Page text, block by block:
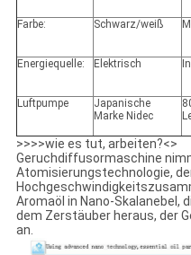
Farbe: Schwarz/weiß
Energiequelle: Elektrisch
Luftpumpe
Japanische
Marke Nidec
>>>>wie es tut, arbeiten?<>
Geruchdiffusormaschine
Atomisierungstechnologie,
Aromaöl in Nano-Skalanebel,
dem Zerstäuber heraus, der
an.